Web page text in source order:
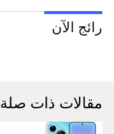
رائج الآن
مقالات ذات صلة